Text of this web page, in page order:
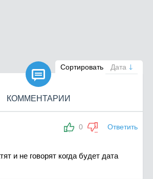
Сортировать Дата

КОММЕНТАРИИ
0 Ответить
и не говорят когда будет дата